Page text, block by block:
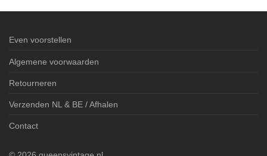
Even voorstellen
Algemene voorwaarden
Retourneren
Verzenden NL & BE / Afhalen
Contact